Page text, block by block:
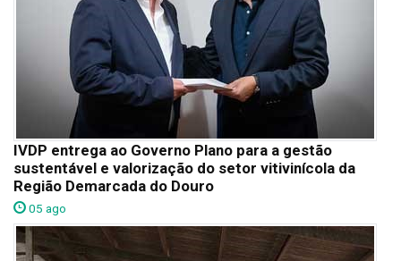
IVDP entrega ao Governo Plano para a gestão
sustentável e valorização do setor vitivinícola da
Região Demarcada do Douro
05 ago